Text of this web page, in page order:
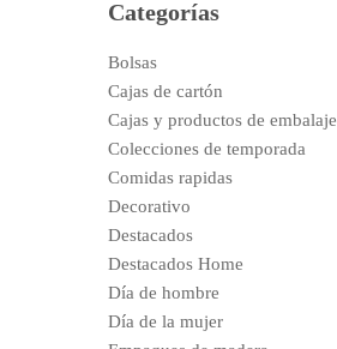
Categorías
Bolsas
Cajas de cartón
Cajas y productos de embalaje
Colecciones de temporada
Comidas rapidas
Decorativo
Destacados
Destacados Home
Día de hombre
Día de la mujer